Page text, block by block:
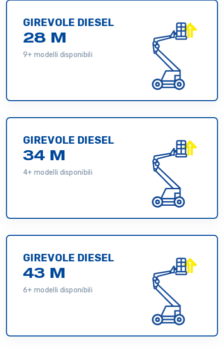
GIREVOLE DIESEL
28 M
9+ modelli disponibili
GIREVOLE DIESEL
34 M
4+ modelli disponibili
GIREVOLE DIESEL
43 M
6+ modelli disponibili